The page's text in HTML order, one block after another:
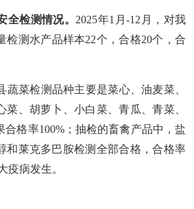
全检测情况。 2025年1月-12月， 对我
检测 水产品样本22个，合格20个，合
蔬菜检测品种主要是菜心、油麦菜、
菜、胡萝卜、小白菜、青瓜、青菜、
合格率100%；抽检的畜禽产品中，盐
和莱克多巴胺检测 全部合格，合格率
疫病发生。